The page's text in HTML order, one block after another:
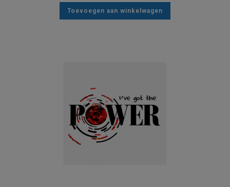
Toevoegen aan winkelwagen